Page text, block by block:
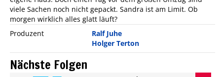
viele Sachen noch nicht gepackt. Sandra ist am Limit. Ob
morgen wirklich alles glatt läuft?
Produzent
Ralf Juhe
Holger Terton
Nächste Folgen